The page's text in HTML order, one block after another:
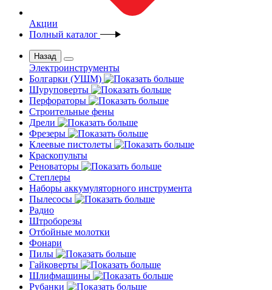
Акции
Полный каталог
Назад
Электроинструменты
Болгарки (УШМ)
Шуруповерты
Перфораторы
Строительные фены
Дрели
Фрезеры
Клеевые пистолеты
Краскопульты
Реноваторы
Степлеры
Наборы аккумуляторного инструмента
Пылесосы
Радио
Штроборезы
Отбойные молотки
Фонари
Пилы
Гайковерты
Шлифмашины
Рубанки